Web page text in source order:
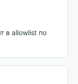
в allowlist по